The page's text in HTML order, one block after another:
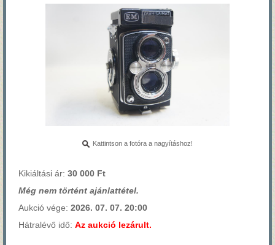
Kattintson a fotóra a nagyításhoz!
Kikiáltási ár: 30 000 Ft
Még nem történt ajánlattétel.
Aukció vége: 2026. 07. 07. 20:00
Hátralévő idő: Az aukció lezárult.